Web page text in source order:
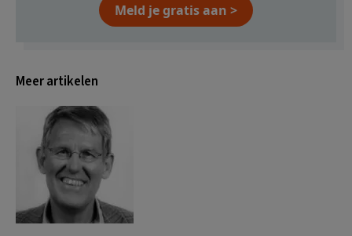
Meld je gratis aan >
Meer artikelen